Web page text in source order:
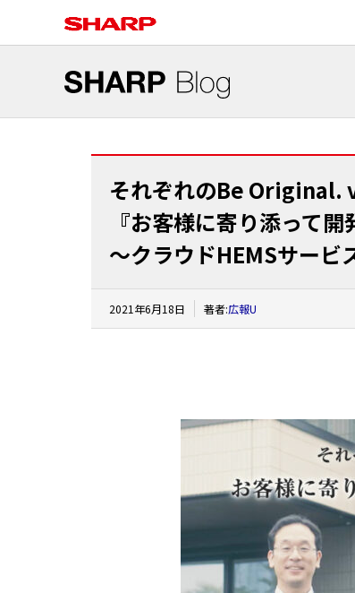
それぞれのBe Original.
『お客様に寄り添って
～クラウドHEMSサービ
2021年6月18日 著者:広報U